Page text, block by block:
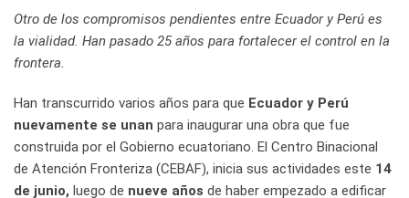
Otro de los compromisos pendientes entre Ecuador y Perú es
la vialidad. Han pasado 25 años para fortalecer el control en la
frontera.
Han transcurrido varios años para que Ecuador y Perú
nuevamente se unan para inaugurar una obra que fue
construida por el Gobierno ecuatoriano. El Centro Binacional
de Atención Fronteriza (CEBAF), inicia sus actividades este 14
de junio, luego de nueve años de haber empezado a edificar